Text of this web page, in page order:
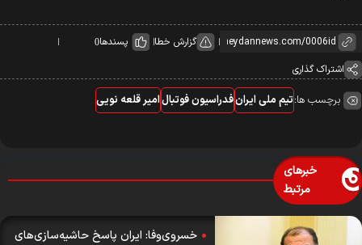
گزارش خطا پسندها0
اشتراک گذاری
برچسب ها:تیم ملی ایرانفدراسیون فوتبالامیر قلعه نویی
خبرهای
مرتبط
خسروی‌وفا: ایران پاسخ حاشیه‌سازی‌های